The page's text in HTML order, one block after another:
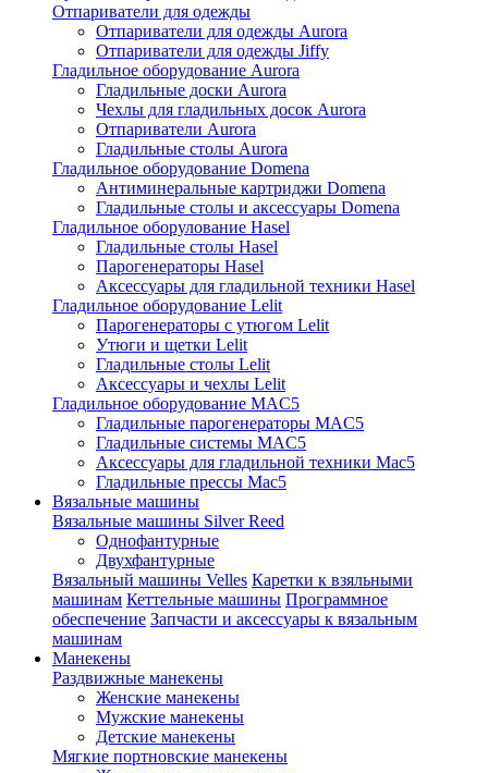
Отпариватели для одежды
Отпариватели для одежды Aurora
Отпариватели для одежды Jiffy
Гладильное оборудование Aurora
Гладильные доски Aurora
Чехлы для гладильных досок Aurora
Отпариватели Aurora
Гладильные столы Aurora
Гладильное оборудование Domena
Антиминеральные картриджи Domena
Гладильные столы и аксессуары Domena
Гладильное оборулование Hasel
Гладильные столы Hasel
Парогенераторы Hasel
Аксессуары для гладильной техники Hasel
Гладильное оборудование Lelit
Парогенераторы с утюгом Lelit
Утюги и щетки Lelit
Гладильные столы Lelit
Аксессуары и чехлы Lelit
Гладильное оборудование MAC5
Гладильные парогенераторы MAC5
Гладильные системы MAC5
Аксессуары для гладильной техники Mac5
Гладильные прессы Mac5
Вязальные машины
Вязальные машины Silver Reed
Однофантурные
Двухфантурные
Вязальный машины Velles Каретки к взяльными
машинам Кеттельные машины Программное
обеспечение Запчасти и аксессуары к вязальным
машинам
Манекены
Раздвижные манекены
Женские манекены
Мужские манекены
Детские манекены
Мягкие портновские манекены